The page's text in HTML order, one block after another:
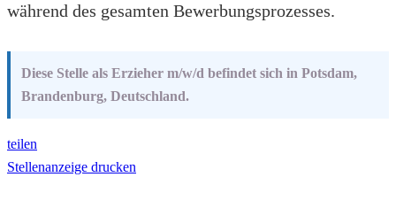
während des gesamten Bewerbungsprozesses.
Diese Stelle als Erzieher m/w/d befindet sich in Potsdam,
Brandenburg, Deutschland.
teilen
Stellenanzeige drucken